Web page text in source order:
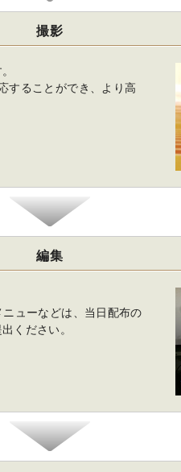
撮影
することができ、より高
編集
ューなどは、当日配布の
ください。